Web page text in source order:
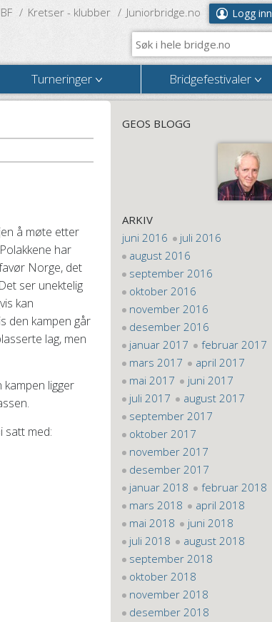
Logg inn
Kretser - klubber Juniorbridge.no
Turneringer Bridgefestivaler
å møte etter
har
Norge, det
ser unektelig
kan
den kampen går
lag, men
kampen ligger
satt med:
GEOS BLOGG
ARKIV
juni 2016
juli 2016
august 2016
september 2016
oktober 2016
november 2016
desember 2016
januar 2017
februar 2017
mars 2017
april 2017
mai 2017
juni 2017
juli 2017
august 2017
september 2017
oktober 2017
november 2017
desember 2017
januar 2018
februar 2018
mars 2018
april 2018
mai 2018
juni 2018
juli 2018
august 2018
september 2018
oktober 2018
november 2018
desember 2018